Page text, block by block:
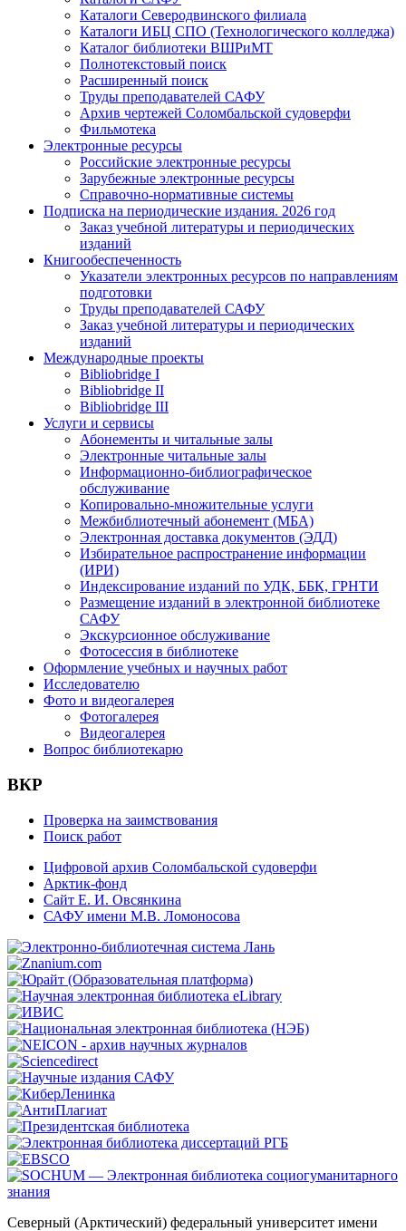
Каталоги Северодвинского филиала
Каталоги ИБЦ СПО (Технологического колледжа)
Каталог библиотеки ВШРиМТ
Полнотекстовый поиск
Расширенный поиск
Труды преподавателей САФУ
Архив чертежей Соломбальской судоверфи
Фильмотека
Электронные ресурсы
Российские электронные ресурсы
Зарубежные электронные ресурсы
Справочно-нормативные системы
Подписка на периодические издания. 2026 год
Заказ учебной литературы и периодических
изданий
Книгообеспеченность
Указатели электронных ресурсов по направлениям
подготовки
Труды преподавателей САФУ
Заказ учебной литературы и периодических
изданий
Международные проекты
Bibliobridge I
Bibliobridge II
Bibliobridge III
Услуги и сервисы
Абонементы и читальные залы
Электронные читальные залы
Информационно-библиографическое
обслуживание
Копировально-множительные услуги
Межбиблиотечный абонемент (МБА)
Электронная доставка документов (ЭДД)
Избирательное распространение информации
(ИРИ)
Индексирование изданий по УДК, ББК, ГРНТИ
Размещение изданий в электронной библиотеке
САФУ
Экскурсионное обслуживание
Фотосессия в библиотеке
Оформление учебных и научных работ
Исследователю
Фото и видеогалерея
Фотогалерея
Видеогалерея
Вопрос библиотекарю
ВКР
Проверка на заимствования
Поиск работ
Цифровой архив Соломбальской судоверфи
Арктик-фонд
Сайт Е. И. Овсянкина
САФУ имени М.В. Ломоносова
Северный (Арктический) федеральный университет имени